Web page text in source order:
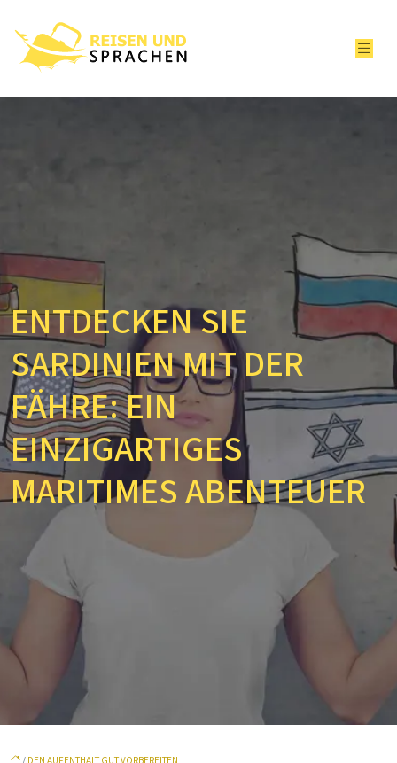
ENTDECKEN SIE
SARDINIEN MIT DER
FÄHRE: EIN
EINZIGARTIGES
MARITIMES ABENTEUER